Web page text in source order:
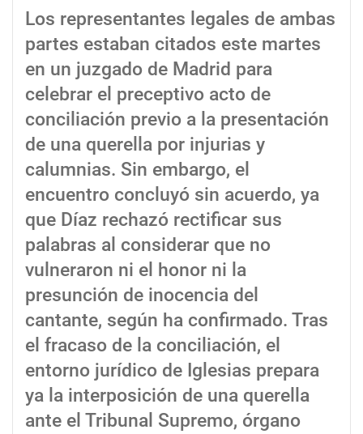
Los representantes legales de ambas
partes estaban citados este martes
en un juzgado de Madrid para
celebrar el preceptivo acto de
conciliación previo a la presentación
de una querella por injurias y
calumnias. Sin embargo, el
encuentro concluyó sin acuerdo, ya
que Díaz rechazó rectificar sus
palabras al considerar que no
vulneraron ni el honor ni la
presunción de inocencia del
cantante, según ha confirmado. Tras
el fracaso de la conciliación, el
entorno jurídico de Iglesias prepara
ya la interposición de una querella
ante el Tribunal Supremo, órgano